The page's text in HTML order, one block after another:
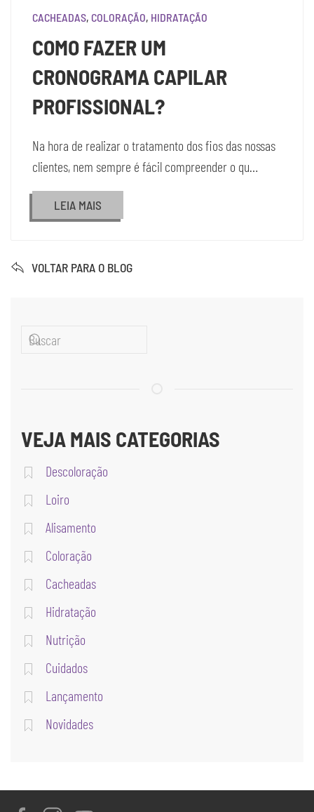
CACHEADAS, COLORAÇÃO, HIDRATAÇÃO
COMO FAZER UM
CRONOGRAMA CAPILAR
PROFISSIONAL?
Na hora de realizar o tratamento dos fios das nossas
clientes, nem sempre é fácil compreender o qu…
LEIA MAIS
VOLTAR PARA O BLOG
VEJA MAIS CATEGORIAS
Descoloração
Loiro
Alisamento
Coloração
Cacheadas
Hidratação
Nutrição
Cuidados
Lançamento
Novidades